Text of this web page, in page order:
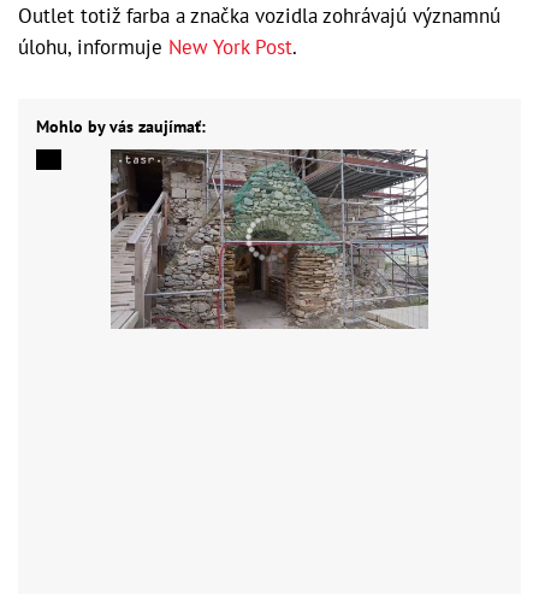
Outlet totiž farba a značka vozidla zohrávajú významnú
úlohu, informuje New York Post.
Mohlo by vás zaujímať: